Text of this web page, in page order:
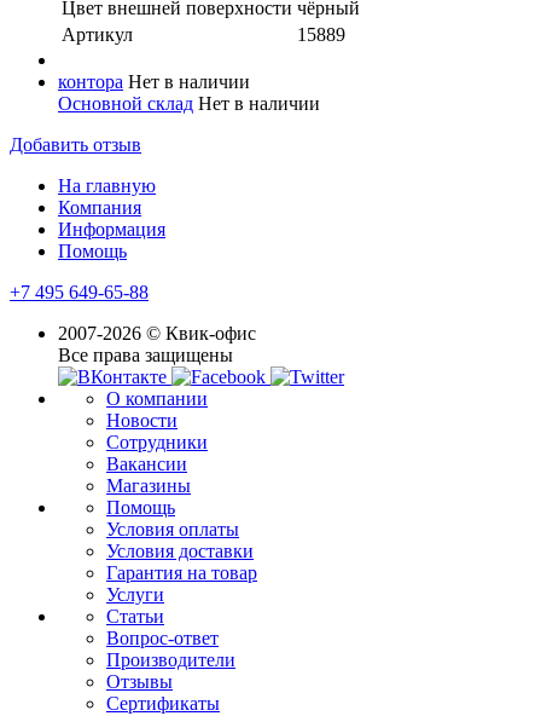
Цвет внешней поверхности чёрный
Артикул
15889
контора Нет в наличии
Основной склад Нет в наличии
Добавить отзыв
На главную
Компания
Информация
Помощь
+7 495 649-65-88
2007-2026 © Квик-офис
Все права защищены
О компании
Новости
Сотрудники
Вакансии
Магазины
Помощь
Условия оплаты
Условия доставки
Гарантия на товар
Услуги
Статьи
Вопрос-ответ
Производители
Отзывы
Сертификаты